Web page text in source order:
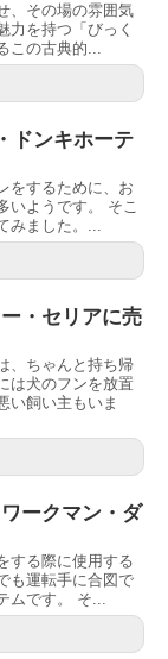
、その場の雰囲気
力を持つ「びっく
この古典的...
ドンキホーテ
をするために、お
いようです。 そこ
みました。...
・セリアに売
、ちゃんと持ち帰
は犬のフンを放置
い飼い主もいま
ークマン・ダ
する際に使用する
も運転手に合図で
ムです。 そ...